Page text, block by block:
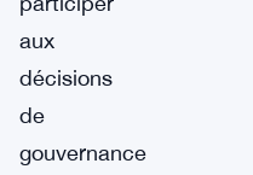
aux
décisions
de
gouvernance